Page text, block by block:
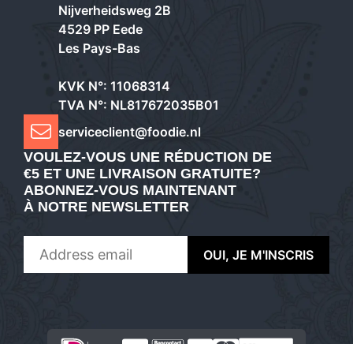
Nijverheidsweg 2B
4529 PP Eede
Les Pays-Bas
KVK N°: 11068314
TVA N°: NL817672035B01
serviceclient@foodie.nl
VOULEZ-VOUS UNE RÉDUCTION DE
€5 ET UNE LIVRAISON GRATUITE?
ABONNEZ-VOUS MAINTENANT
À NOTRE NEWSLETTER